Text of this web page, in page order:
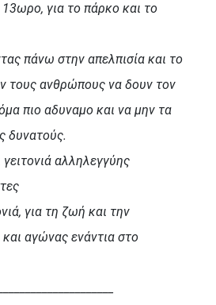
13ωρο, για το πάρκο και το
πάνω στην απελπισία και το
τους ανθρώπους να δουν τον
πιο αδυναμο και να μην τα
δυνατούς.
γειτονιά αλληλεγγύης
για τη ζωή και την
και αγώνας ενάντια στο